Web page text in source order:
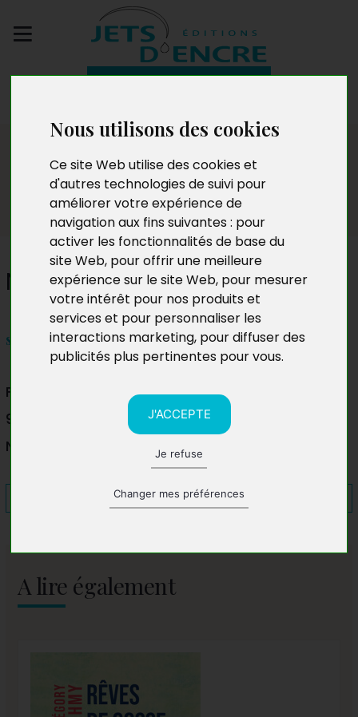
Nous utilisons des cookies
Ce site Web utilise des cookies et
d'autres technologies de suivi pour
améliorer votre expérience de
navigation aux fins suivantes : pour
activer les fonctionnalités de base du
site Web, pour offrir une meilleure
expérience sur le site Web, pour mesurer
votre intérêt pour nos produits et
services et pour personnaliser les
interactions marketing, pour diffuser des
publicités plus pertinentes pour vous.
J'ACCEPTE
Je refuse
Changer mes préférences
Dédicaces
Nadine Rouvoune
samedi 24 juillet 2021
FNAC Nouméa
98800 Nouméa
Nouvelle-Calédonie
A lire également